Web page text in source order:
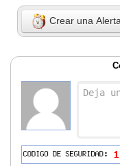
Crear una Alerta